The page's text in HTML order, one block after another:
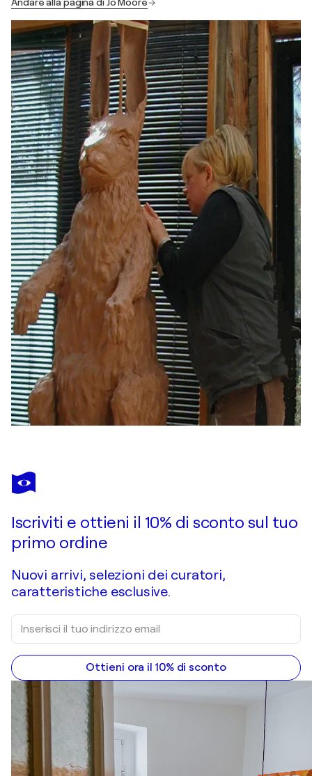
Iscriviti e ottieni il 10% di sconto sul tuo
primo ordine
Nuovi arrivi, selezioni dei curatori,
caratteristiche esclusive.
Ottieni ora il 10% di sconto